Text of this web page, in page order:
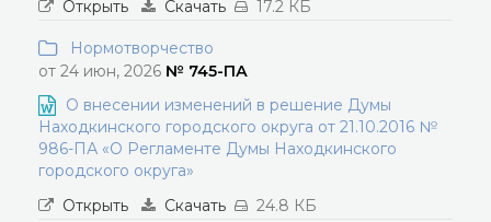
Открыть Скачать 17.2 КБ
Нормотворчество
от 24 июн, 2026 № 745-ПА
О внесении изменений в решение Думы
Находкинского городского округа от 21.10.2016 №
986-ПА «О Регламенте Думы Находкинского
городского округа»
Открыть
Скачать 24.8 КБ